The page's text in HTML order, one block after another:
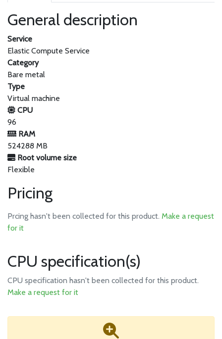
General description
Service
Elastic Compute Service
Category
Bare metal
Type
Virtual machine
CPU
96
RAM
524288 MB
Root volume size
Flexible
Pricing
Prcing hasn't been collected for this product. Make a request
for it
CPU specification(s)
CPU specification hasn't been collected for this product.
Make a request for it